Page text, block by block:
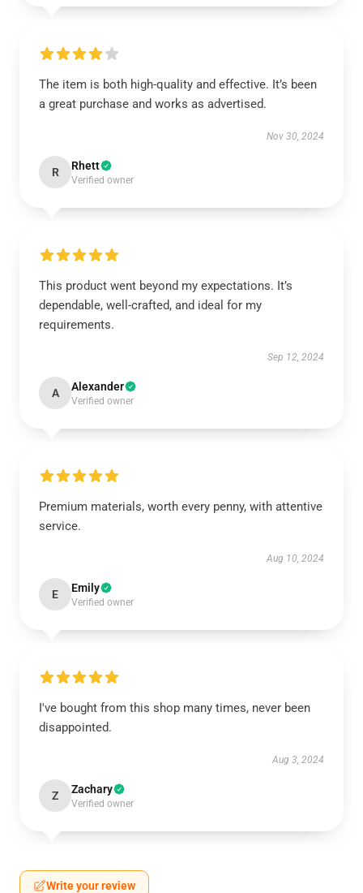
The item is both high-quality and effective. It’s been
a great purchase and works as advertised.
Nov 30, 2024
R Rhett
Verified owner
This product went beyond my expectations. It’s
dependable, well-crafted, and ideal for my
requirements.
Sep 12, 2024
A Alexander
Verified owner
Premium materials, worth every penny, with attentive
service.
Aug 10, 2024
E Emily
Verified owner
I've bought from this shop many times, never been
disappointed.
Aug 3, 2024
Z Zachary
Verified owner
Write your review